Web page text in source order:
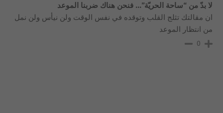
لا بدّ من “ساحة الحريّة”… فنحن هناك ضربنا الموعد
ان مقالتك تثلج القلب وتوقده في نفس الوقت ولن نيأس ولن نمل
من انتظار الموعد
0